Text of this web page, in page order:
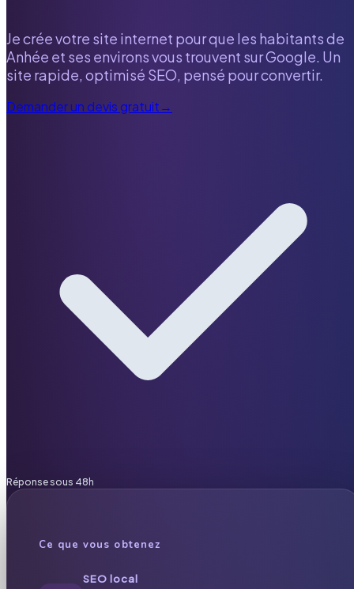
Je crée votre site internet pour que les habitants de
Anhée et ses environs vous trouvent sur Google. Un
site rapide, optimisé SEO, pensé pour convertir.
Demander un devis gratuit→
Réponse sous 48h
Ce que vous obtenez
SEO local